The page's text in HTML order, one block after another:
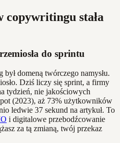
copywritingu stała
do sprintu
domeną twórczego namysłu.
Dziś liczy się sprint, a firmy
tydzień, nie jakościowych
(2023), aż 73% użytkowników
ledwie 37 sekund na artykuł. To
i digitalowe przebodźcowanie
za tą zmianą, twój przekaz